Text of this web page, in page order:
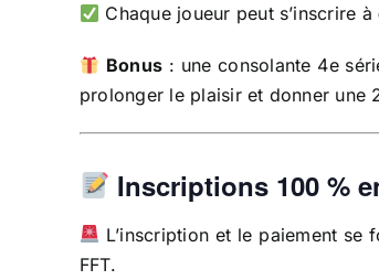
Chaque joueur peut s’inscrire à
Bonus : une consolante 4e
prolonger le plaisir et donner une
Inscriptions 100 %
L’inscription et le paiement se
FFT.